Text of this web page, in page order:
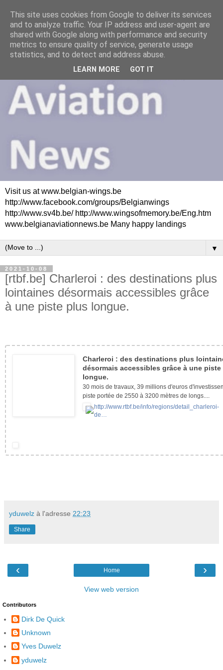
Visit us at www.belgian-wings.be
http://www.facebook.com/groups/Belgianwings
http://www.sv4b.be/ http://www.wingsofmemory.be/Eng.htm
www.belgianaviationnews.be Many happy landings
▼
2021-10-08
[rtbf.be] Charleroi : des destinations plus
lointaines désormais accessibles grâce
à une piste plus longue.
Charleroi : des destinations plus
désormais accessibles grâce à une
longue.
30 mois de travaux, 39 millions d'euros
piste portée de 2550 à 3200 mètres de longs....
http://www.rtbf.be/info/regions/detail_charleroi-
de…
yduwelz à l'adresse 22:23
Share
‹ ›
Home
View web version
Contributors
Dirk De Quick
Unknown
Yves Duwelz
yduwelz
This site uses cookies from Google to deliver its services
and to analyze traffic. Your IP address and user-agent are
shared with Google along with performance and security
metrics to ensure quality of service, generate usage
statistics, and to detect and address abuse.
LEARN MORE GOT IT